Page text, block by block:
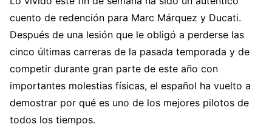
cuento de redención para Marc Márquez y Ducati.
Después de una lesión que le obligó a perderse las
cinco últimas carreras de la pasada temporada y de
competir durante gran parte de este año con
importantes molestias físicas, el español ha vuelto a
demostrar por qué es uno de los mejores pilotos de
todos los tiempos.